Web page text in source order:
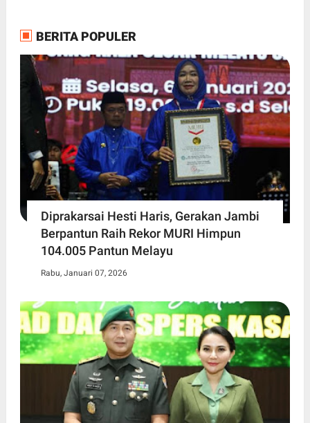
BERITA POPULER
Diprakarsai Hesti Haris, Gerakan Jambi
Berpantun Raih Rekor MURI Himpun
104.005 Pantun Melayu
Rabu, Januari 07, 2026